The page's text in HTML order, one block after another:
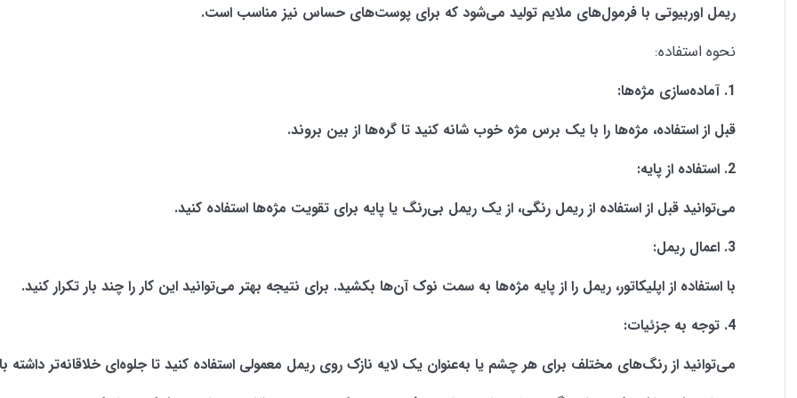
ریمل اوربیوتی با فرمول‌های ملایم تولید می‌شود که برای پوست‌های حساس نیز مناسب است.
نحوه استفاده:
1. آماده‌سازی مژه‌ها:
قبل از استفاده، مژه‌ها را با یک برس مژه خوب شانه کنید تا گره‌ها از بین بروند.
2. استفاده از پایه:
می‌توانید قبل از استفاده از ریمل رنگی، از یک ریمل بی‌رنگ یا پایه برای تقویت مژه‌ها استفاده کنید.
3. اعمال ریمل:
با استفاده از اپلیکاتور، ریمل را از پایه مژه‌ها به سمت نوک آن‌ها بکشید. برای نتیجه بهتر می‌توانید این کار را چند بار تکرار کنید.
4. توجه به جزئیات:
می‌توانید از رنگ‌های مختلف برای هر چشم یا به‌عنوان یک لایه نازک روی ریمل معمولی استفاده کنید تا جلوه‌ای خلاقانه‌تر داشته